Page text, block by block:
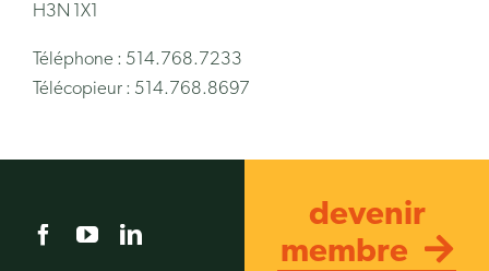
H3N 1X1
Téléphone : 514.768.7233
Télécopieur : 514.768.8697
devenir
membre